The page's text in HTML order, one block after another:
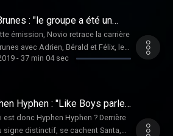
: Katchi . Hébergé par Acast.
privacy pour plus
: "le groupe a été un
de particules"
émission, Novio retrace la carrière
avec Adrien, Bérald et Félix, les
du groupe. Ils reviennent sur
la nouvelle ère BB Brunes. Hébergé
Visitez acast.com/privacy pour
- 37 min 04 sec
Hyphen : "Like Boys parle
de rue"
est donc Hyphen Hyphen ? Derrière
signe distinctif, se cachent Santa,